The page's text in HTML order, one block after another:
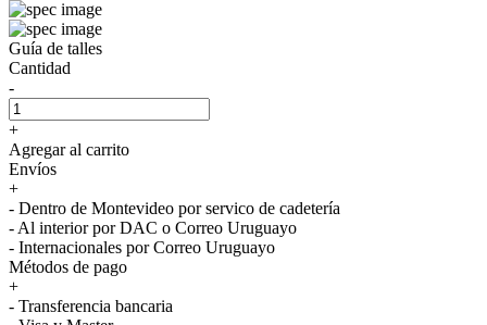
Guía de talles
Cantidad
-
+
Agregar al carrito
Envíos
+
- Dentro de Montevideo por servico de cadetería
- Al interior por DAC o Correo Uruguayo
- Internacionales por Correo Uruguayo
Métodos de pago
+
- Transferencia bancaria